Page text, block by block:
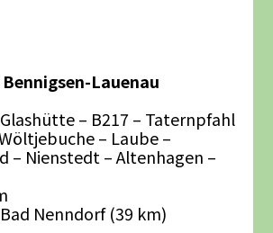
Lauenau
– B217 – Taternpfahl
– Laube –
– Nienstedt – Altenhagen –
Nenndorf (39 km)